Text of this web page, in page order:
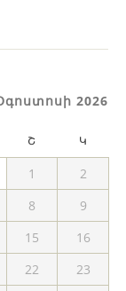
2026
Շ Կ
1
2
8
9
15
16
22
23